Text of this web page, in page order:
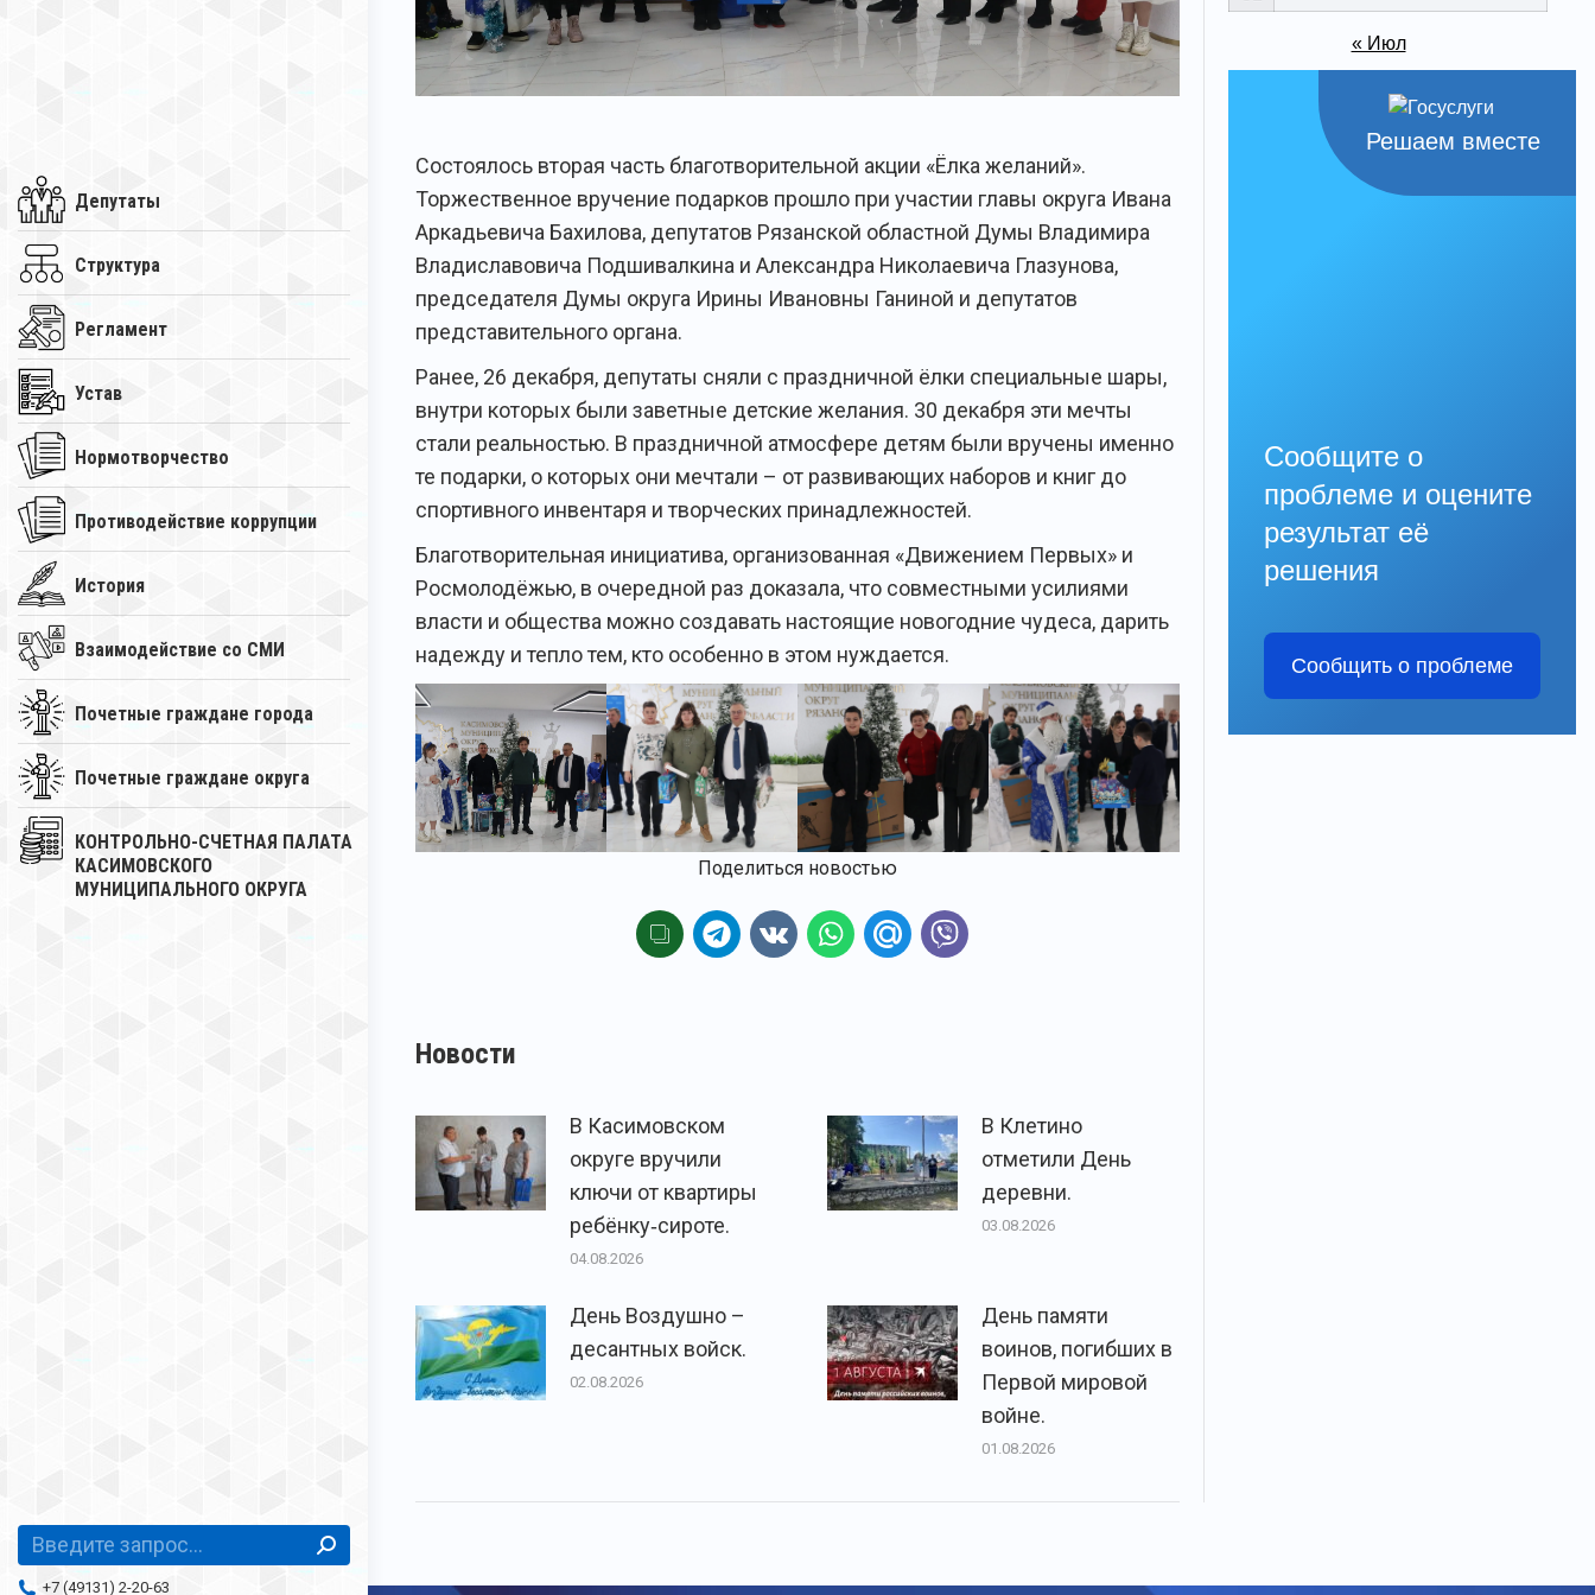
Депутаты
Структура
Регламент
Устав
Нормотворчество
Противодействие коррупции
История
Взаимодействие со СМИ
Почетные граждане города
Почетные граждане округа
КОНТРОЛЬНО-СЧЕТНАЯ ПАЛАТА
КАСИМОВСКОГО
МУНИЦИПАЛЬНОГО ОКРУГА
Поиск:
+7 (49131) 2-20-63
Состоялось вторая часть благотворительной акции «Ёлка желаний».
Торжественное вручение подарков прошло при участии главы округа Ивана
Аркадьевича Бахилова, депутатов Рязанской областной Думы Владимира
Владиславовича Подшивалкина и Александра Николаевича Глазунова,
председателя Думы округа Ирины Ивановны Ганиной и депутатов
представительного органа.
Ранее, 26 декабря, депутаты сняли с праздничной ёлки специальные шары,
внутри которых были заветные детские желания. 30 декабря эти мечты
стали реальностью. В праздничной атмосфере детям были вручены именно
те подарки, о которых они мечтали – от развивающих наборов и книг до
спортивного инвентаря и творческих принадлежностей.
Благотворительная инициатива, организованная «Движением Первых» и
Росмолодёжью, в очередной раз доказала, что совместными усилиями
власти и общества можно создавать настоящие новогодние чудеса, дарить
надежду и тепло тем, кто особенно в этом нуждается.
Поделиться новостью
Новости
В Касимовском
округе вручили
ключи от квартиры
ребёнку‑сироте.
04.08.2026
В Клетино
отметили День
деревни.
03.08.2026
День Воздушно –
десантных войск.
02.08.2026
День памяти
воинов, погибших в
Первой мировой
войне.
01.08.2026
« Июл
Решаем вместе
Сообщите о
проблеме и оцените
результат её
решения
Сообщить о проблеме